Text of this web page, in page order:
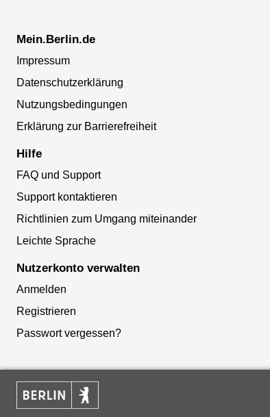
Mein.Berlin.de
Impressum
Datenschutzerklärung
Nutzungsbedingungen
Erklärung zur Barrierefreiheit
Hilfe
FAQ und Support
Support kontaktieren
Richtlinien zum Umgang miteinander
Leichte Sprache
Nutzerkonto verwalten
Anmelden
Registrieren
Passwort vergessen?